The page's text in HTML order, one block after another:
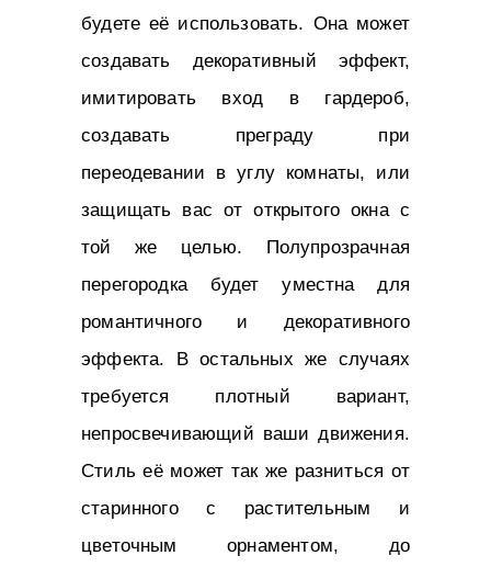
будете её использовать. Она может
создавать декоративный эффект,
имитировать вход в гардероб,
создавать преграду при
переодевании в углу комнаты, или
защищать вас от открытого окна с
той же целью. Полупрозрачная
перегородка будет уместна для
романтичного и декоративного
эффекта. В остальных же случаях
требуется плотный вариант,
непросвечивающий ваши движения.
Стиль её может так же разниться от
старинного с растительным и
цветочным орнаментом, до